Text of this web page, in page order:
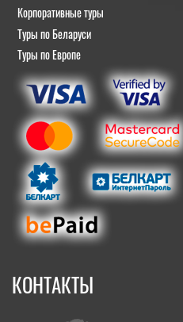
Корпоративные туры
Туры по Беларуси
Туры по Европе
КОНТАКТЫ